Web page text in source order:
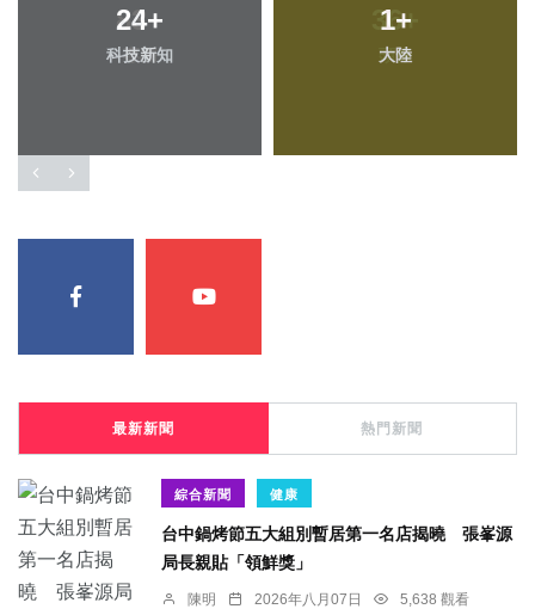
24+
科技新知
1+
大陸
最新新聞 熱門新聞
綜合新聞 健康
台中鍋烤節五大組別暫居第一名店揭曉 張峯源
局長親貼「領鮮獎」
陳明 2026年八月07日
5,638 觀看